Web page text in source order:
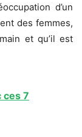
d’un
des femmes,
et qu’il est
ces 7